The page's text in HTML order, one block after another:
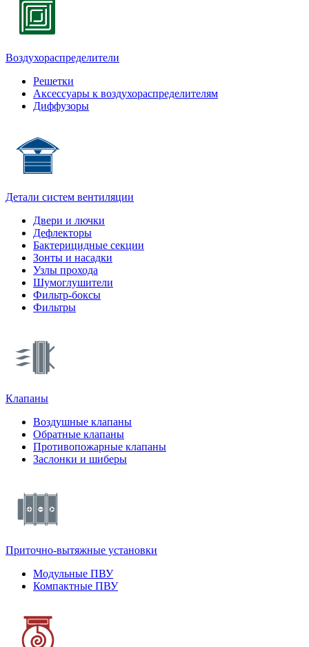
Воздухораспределители
Решетки
Аксессуары к воздухораспределителям
Диффузоры
Детали систем вентиляции
Двери и лючки
Дефлекторы
Бактерицидные секции
Зонты и насадки
Узлы прохода
Шумоглушители
Фильтр-боксы
Фильтры
Клапаны
Воздушные клапаны
Обратные клапаны
Противопожарные клапаны
Заслонки и шиберы
Приточно-вытяжные установки
Модульные ПВУ
Компактные ПВУ